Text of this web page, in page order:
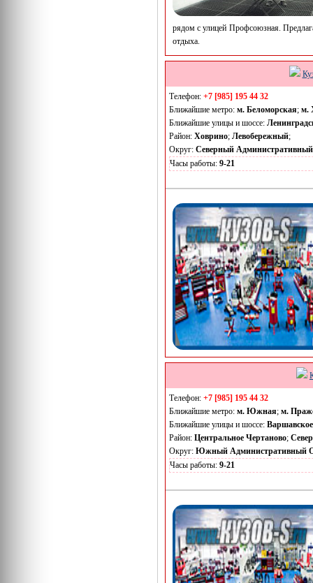
рядом с улицей Профсоюзная.
отдыха.
Телефон: +7 [985] 195 44 32
Ближайшие метро: м. Беломорская; м.
Ближайшие улицы и шоссе:
Район: Ховрино; Левобережный;
Округ: Северный
Часы работы: 9-21
Телефон: +7 [985] 195 44 32
Ближайшие метро: м. Южная; м.
Ближайшие улицы и шоссе:
Район: Центральное Чертаново;
Округ: Южный Административный
Часы работы: 9-21